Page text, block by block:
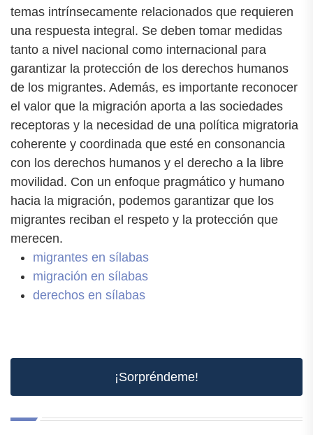
temas intrínsecamente relacionados que requieren
una respuesta integral. Se deben tomar medidas
tanto a nivel nacional como internacional para
garantizar la protección de los derechos humanos
de los migrantes. Además, es importante reconocer
el valor que la migración aporta a las sociedades
receptoras y la necesidad de una política migratoria
coherente y coordinada que esté en consonancia
con los derechos humanos y el derecho a la libre
movilidad. Con un enfoque pragmático y humano
hacia la migración, podemos garantizar que los
migrantes reciban el respeto y la protección que
merecen.
migrantes en sílabas
migración en sílabas
derechos en sílabas
¡Sorpréndeme!